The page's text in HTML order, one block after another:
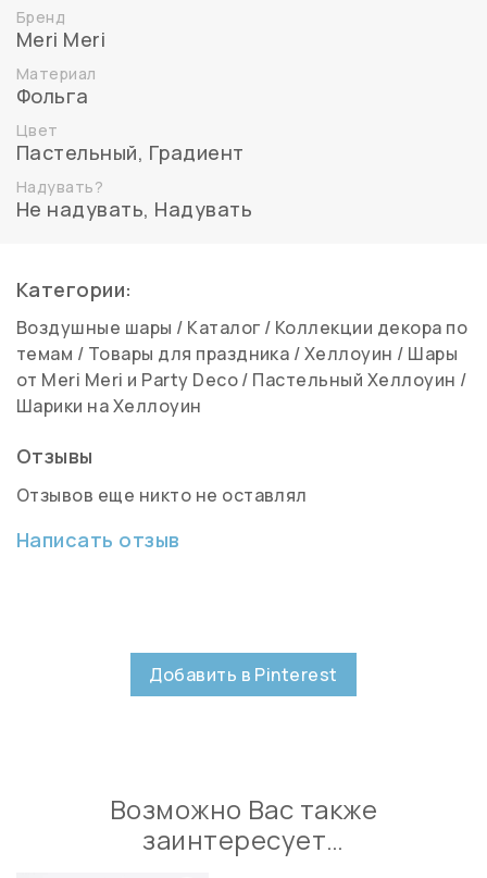
Бренд
Meri Meri
Материал
Фольга
Цвет
Пастельный, Градиент
Надувать?
Не надувать, Надувать
Категории:
Воздушные шары / Каталог / Коллекции декора по
темам / Товары для праздника /Хеллоуин / Шары
от Meri Meri и Party Deco/ Пастельный Хеллоуин /
Шарики на Хеллоуин
Отзывы
Отзывов еще никто не оставлял
Написать отзыв
Добавить в Pinterest
Возможно Вас также
заинтересует…